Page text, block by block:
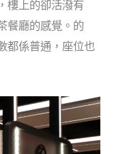
樓上的卻活潑有
餐廳的感覺。的
都係普通，座位也